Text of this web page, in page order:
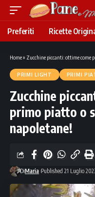
Preferiti Ricette
Home» Zucchine piccanti: ottime come
PRIMI LIGHT PRIMI
Zucchine
primo piatto o
napoletane!
DiMaria Published 21 Luglio